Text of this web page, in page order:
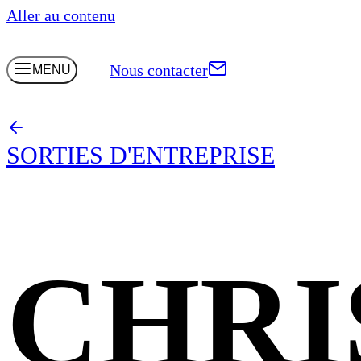
Aller au contenu
MENU Nous contacter
SORTIES D'ENTREPRISE